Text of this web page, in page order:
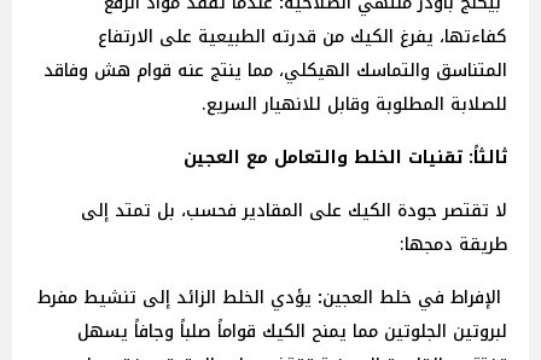
كفاءتها، يفرغ الكيك من قدرته الطبيعية على الارتفاع
المتناسق والتماسك الهيكلي، مما ينتج عنه قوام هش وفاقد
للصلابة المطلوبة وقابل للانهيار السريع.
ثالثاً: تقنيات الخلط والتعامل مع العجين
لا تقتصر جودة الكيك على المقادير فحسب، بل تمتد إلى
طريقة دمجها:
الإفراط في خلط العجين: يؤدي الخلط الزائد إلى تنشيط مفرط
لبروتين الجلوتين مما يمنح الكيك قواماً صلباً وجافاً يسهل